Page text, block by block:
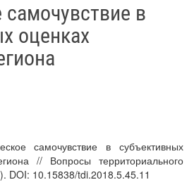
самочувствие в
оценках
самочувствие в субъективных
// Вопросы территориального
DOI: 10.15838/tdi.2018.5.45.11